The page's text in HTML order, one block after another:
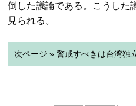
倒した議論である。こうした
見られる。
次ページ » 警戒すべきは台湾独